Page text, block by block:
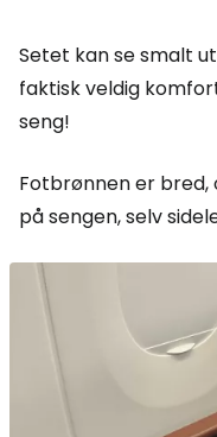
Setet kan se smalt
faktisk veldig
seng!
Fotbrønnen er
på sengen, selv